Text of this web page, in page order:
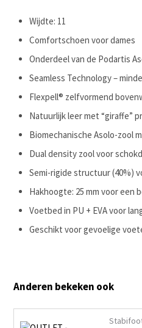
Wijdte: 11
Comfortschoen voor dames
Onderdeel van de Podartis
Seamless Technology –
Flexpell® zelfvormend
Natuurlijk leer met “giraffe”
Biomechanische Asolo-zool
Dual density zool voor
Semi-rigide structuur (40%)
Hakhoogte: 25 mm voor een
Voetbed in PU + EVA voor
Geschikt voor gevoelige
Anderen bekeken ook